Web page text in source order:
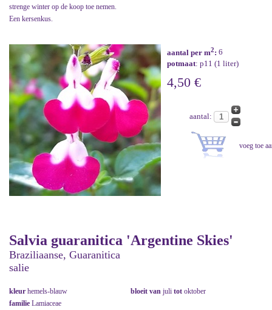
strenge winter op de koop toe nemen.
Een kersenkus.
aantal per m2: 6
potmaat: p11 (1 liter)
4,50 €
aantal:
Salvia guaranitica 'Argentine Skies'
Braziliaanse, Guaranitica
salie
kleur hemels-blauw bloeit van juli tot oktober
familie Lamiaceae